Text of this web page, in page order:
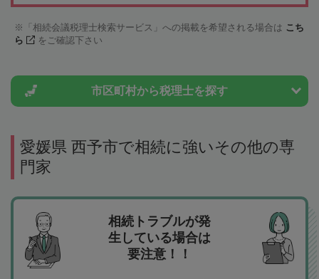
「相続会議税理士検索サービス」への掲載を希望される場合は こち
ら
をご確認下さい
市区町村から税理士を探す
愛媛県 西予市で相続に強いその他の専
門家
相続トラブルが発
生している場合は
要注意！！